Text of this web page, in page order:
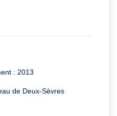
: 2013
de Deux-Sèvres